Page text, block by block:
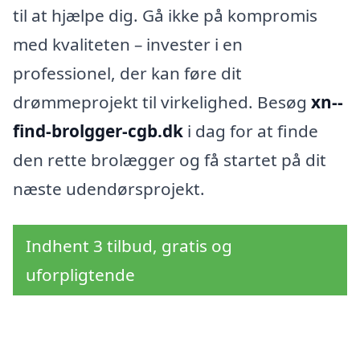
til at hjælpe dig. Gå ikke på kompromis
med kvaliteten – invester i en
professionel, der kan føre dit
drømmeprojekt til virkelighed. Besøg xn--
find-brolgger-cgb.dk i dag for at finde
den rette brolægger og få startet på dit
næste udendørsprojekt.
Indhent 3 tilbud, gratis og
uforpligtende